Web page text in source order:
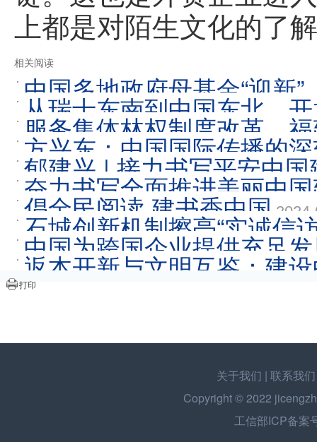
上都是对陌生文化的了
相关阅读
中国多地政府母基金“迎新
从瑞士东南到中国东北，
服务集体林权制度改革，
方兴东：中国国际传播的
郁建兴 | 接力书写平安中
奋力书写全面推进美丽中
倡全民阅读 建书香中国
石城创新机制擦亮“实诚信
中国为跨国企业提供充足
返本开新与文明互鉴：建
平新时代中国特色社会主义
打印
关于我们 | 联系我们
Copyright © 2022
工信部ICP备案